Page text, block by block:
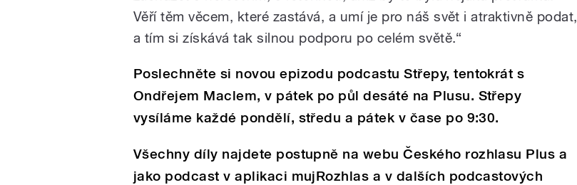
Věří těm věcem, které zastává, a umí je pro náš svět i atraktivně podat,
a tím si získává tak silnou podporu po celém světě.“
Poslechněte si novou epizodu podcastu Střepy, tentokrát s
Ondřejem Maclem, v pátek po půl desáté na Plusu. Střepy
vysíláme každé pondělí, středu a pátek v čase po 9:30.
Všechny díly najdete postupně na webu Českého rozhlasu Plus a
jako podcast v aplikaci mujRozhlas a v dalších podcastových